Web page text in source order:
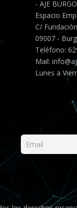
- AJE
Espacio
C/
09007 -
Teléfono:
Mail:
Lunes a